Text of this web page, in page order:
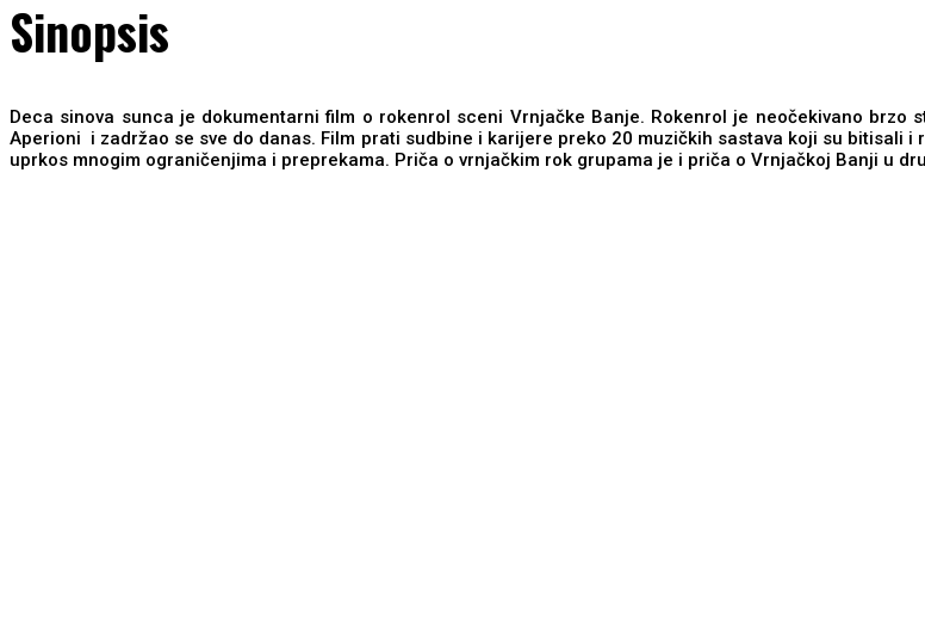
Sinopsis
Deca sinova sunca je dokumentarni film o rokenrol sceni Vrnjačke Banje. Rokenrol je neočekivano
Aperioni i zadržao se sve do danas. Film prati sudbine i karijere preko 20 muzičkih sastava koji su bitisali
uprkos mnogim ograničenjima i preprekama. Priča o vrnjačkim rok grupama je i priča o Vrnjačkoj Banji u